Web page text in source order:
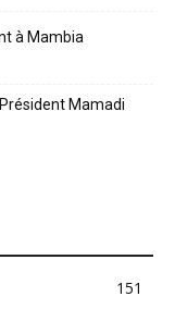
à Mambia
Mamadi
151